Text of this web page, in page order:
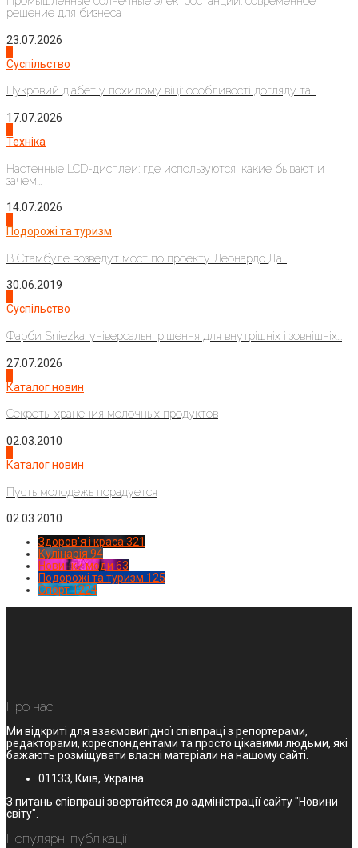
решение для бизнеса
23.07.2026
Суспільство
Цукровий діабет у похилому віці: особливості догляду та...
17.07.2026
Техніка
Настенные LCD-дисплеи: где используются, какие бывают и
зачем...
14.07.2026
Подорожі та туризм
В Стамбуле возведут мост по проекту Леонардо Да...
30.06.2019
Суспільство
Фарби Sniezka: універсальні рішення для внутрішніх і зовнішніх...
27.07.2026
Каталог новин
Секреты хранения молочных продуктов
02.03.2010
Каталог новин
Пусть молодежь порадуется
02.03.2010
Здоров'я і краса 321
Кулінарія 94
Новинки моди 63
Подорожі та туризм 125
Спорт1224
Про нас
Ми відкриті для взаємовигідної співпраці з репортерами,
редакторами, кореспондентами та просто цікавими людьми, які
бажають розміщувати власні матеріали на нашому сайті.
01133, Київ, Україна
З питань співпраці звертайтеся до адміністрації сайту "Новини
світу".
Популярні публікації